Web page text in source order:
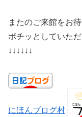
またのご来館をお
ポチッとしていた
↓↓↓↓↓↓
にほんブログ村